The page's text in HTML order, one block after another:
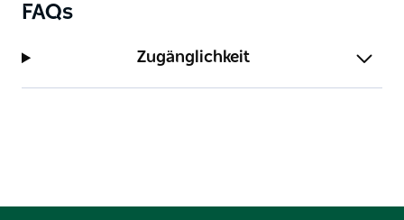
FAQs
Zugänglichkeit